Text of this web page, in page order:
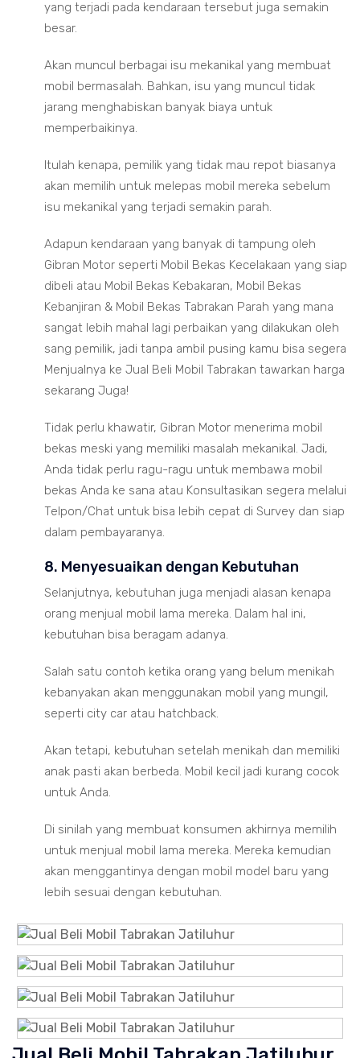
yang terjadi pada kendaraan tersebut juga semakin
besar.
Akan muncul berbagai isu mekanikal yang membuat
mobil bermasalah. Bahkan, isu yang muncul tidak
jarang menghabiskan banyak biaya untuk
memperbaikinya.
Itulah kenapa, pemilik yang tidak mau repot biasanya
akan memilih untuk melepas mobil mereka sebelum
isu mekanikal yang terjadi semakin parah.
Adapun kendaraan yang banyak di tampung oleh
Gibran Motor seperti Mobil Bekas Kecelakaan yang siap
dibeli atau Mobil Bekas Kebakaran, Mobil Bekas
Kebanjiran & Mobil Bekas Tabrakan Parah yang mana
sangat lebih mahal lagi perbaikan yang dilakukan oleh
sang pemilik, jadi tanpa ambil pusing kamu bisa segera
Menjualnya ke Jual Beli Mobil Tabrakan tawarkan harga
sekarang Juga!
Tidak perlu khawatir, Gibran Motor menerima mobil
bekas meski yang memiliki masalah mekanikal. Jadi,
Anda tidak perlu ragu-ragu untuk membawa mobil
bekas Anda ke sana atau Konsultasikan segera melalui
Telpon/Chat untuk bisa lebih cepat di Survey dan siap
dalam pembayaranya.
8. Menyesuaikan dengan Kebutuhan
Selanjutnya, kebutuhan juga menjadi alasan kenapa
orang menjual mobil lama mereka. Dalam hal ini,
kebutuhan bisa beragam adanya.
Salah satu contoh ketika orang yang belum menikah
kebanyakan akan menggunakan mobil yang mungil,
seperti city car atau hatchback.
Akan tetapi, kebutuhan setelah menikah dan memiliki
anak pasti akan berbeda. Mobil kecil jadi kurang cocok
untuk Anda.
Di sinilah yang membuat konsumen akhirnya memilih
untuk menjual mobil lama mereka. Mereka kemudian
akan menggantinya dengan mobil model baru yang
lebih sesuai dengan kebutuhan.